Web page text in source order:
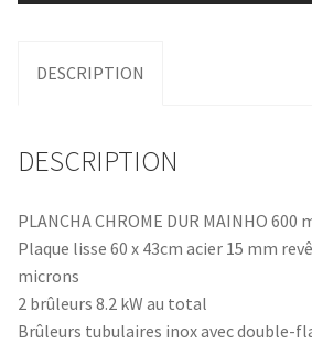
DESCRIPTION
DESCRIPTION
PLANCHA CHROME DUR MAINHO 600
Plaque lisse 60 x 43cm acier 15 mm
microns
2 brûleurs 8.2 kW au total
Brûleurs tubulaires inox avec double-